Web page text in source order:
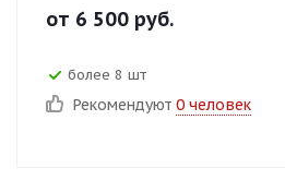
от 6 500 руб.
более 8 шт
Рекомендуют 0 человек